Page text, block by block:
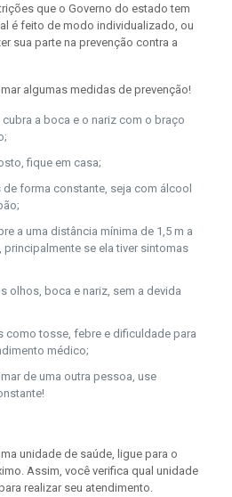
que o Governo do estado tem
é feito de modo individualizado, ou
sua parte na prevenção contra a
algumas medidas de prevenção!
a boca e o nariz com o braço
fique em casa;
forma constante, seja com álcool
a uma distância mínima de 1,5 m a
principalmente se ela tiver sintomas
olhos, boca e nariz, sem a devida
como tosse, febre e dificuldade para
médico;
de uma outra pessoa, use
unidade de saúde, ligue para o
Assim, você verifica qual unidade
realizar seu atendimento.